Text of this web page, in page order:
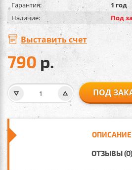
Гарантия:
1 год
Наличие:
Под
Выставить счет
790 р.
ПОД
ОПИСАНИЕ
ОТЗЫВЫ (0)